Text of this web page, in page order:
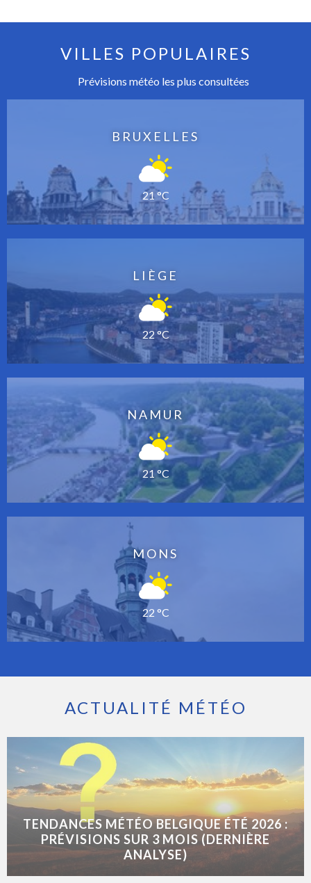
VILLES POPULAIRES
Prévisions météo les plus consultées
BRUXELLES
21 °C
LIÈGE
22 °C
NAMUR
21 °C
MONS
22 °C
ACTUALITÉ MÉTÉO
TENDANCES MÉTÉO BELGIQUE ÉTÉ 2026 :
PRÉVISIONS SUR 3 MOIS (DERNIÈRE
ANALYSE)